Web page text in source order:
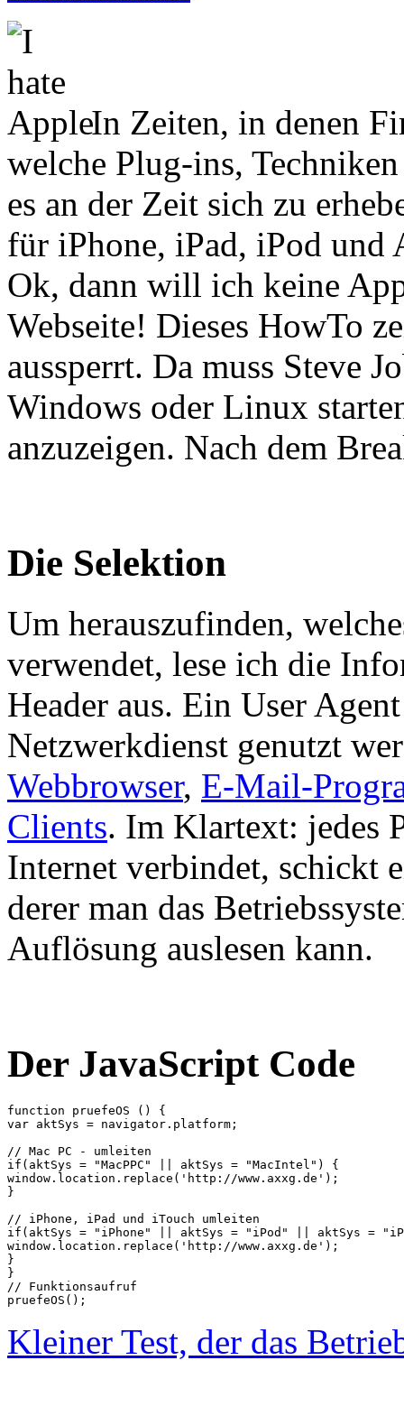
In Zeiten, in denen
welche Plug-ins,
es an der Zeit sich zu
für iPhone, iPad, iPod und
Ok, dann will ich keine
Webseite! Dieses HowTo
aussperrt. Da muss Steve
Windows oder Linux
anzuzeigen. Nach dem
Die Selektion
Um herauszufinden,
verwendet, lese ich die
Header aus. Ein User
Netzwerkdienst genutzt
Webbrowser, E-Mail-
Clients. Im Klartext: jedes
Internet verbindet, schickt
derer man das
Auflösung auslesen kann.
Der JavaScript Code
function pruefeOS () {
var aktSys = navigator.platform;
// Mac PC - umleiten
if(aktSys = "MacPPC" || aktSys = "MacIntel") {
window.location.replace('http://www.axxg.de');
}
// iPhone, iPad und iTouch umleiten
if(aktSys = "iPhone" || aktSys = "iPod" || aktSys =
window.location.replace('http://www.axxg.de');
}
}
// Funktionsaufruf
Kleiner Test, der das